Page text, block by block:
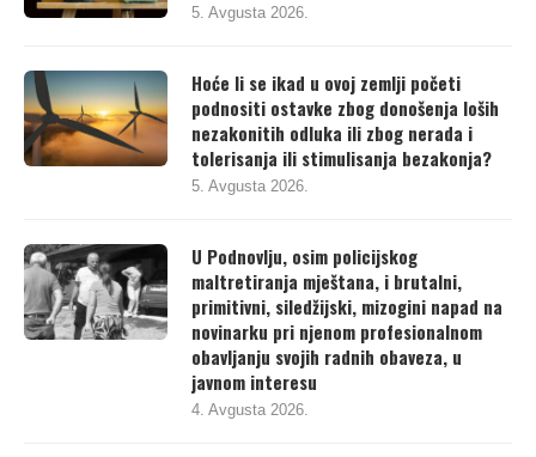
5. Avgusta 2026.
Hoće li se ikad u ovoj zemlji početi
podnositi ostavke zbog donošenja loših
nezakonitih odluka ili zbog nerada i
tolerisanja ili stimulisanja bezakonja?
5. Avgusta 2026.
U Podnovlju, osim policijskog
maltretiranja mještana, i brutalni,
primitivni, siledžijski, mizogini napad na
novinarku pri njenom profesionalnom
obavljanju svojih radnih obaveza, u
javnom interesu
4. Avgusta 2026.